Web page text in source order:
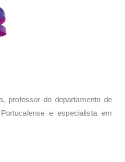
professor do departamento de
e especialista em